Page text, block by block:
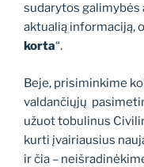
sudarytos galimybės
aktualią informaciją,
korta“.
Beje, prisiminkime
valdančiųjų
užuot tobulinus
kurti įvairiausius
ir čia –